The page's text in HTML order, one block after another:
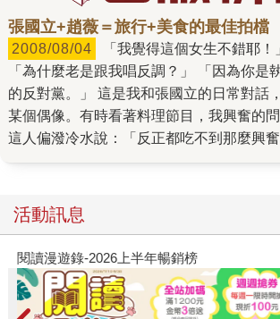
張國立+趙薇＝旅行+美食的最佳拍檔
2008/08/04
「為什麼老是跟我唱反調？」 「因為你是
的反對黨。」 這是我和張國立的日常對話
某個偶像。有時看著料理節目，我興奮的
這人偏潑冷水說：「反正都吃不到那麼興
「我就是要討每個人的厭，辦公室的人快
哈……」 工作太忙、太累，這個在公司板
長回到家來繼續打擺子，有時候一句話也
瘋瘋癲癲拿他沒奈何。剛開始抓不住他的
快「起肖」，後來發現要對付他發洩壓力
活動訊息
閱讀漫遊錄-2026上半年暢銷榜